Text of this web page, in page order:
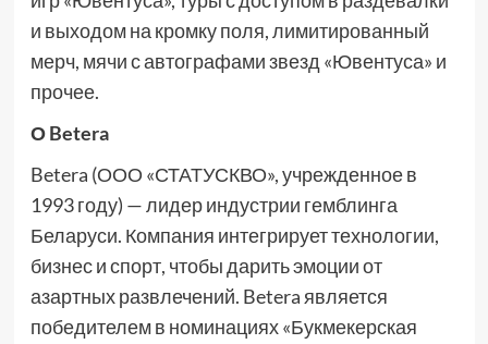
и выходом на кромку поля, лимитированный
мерч, мячи с автографами звезд «Ювентуса» и
прочее.
О Betera
Betera (ООО «СТАТУСКВО», учрежденное в
1993 году) — лидер индустрии гемблинга
Беларуси. Компания интегрирует технологии,
бизнес и спорт, чтобы дарить эмоции от
азартных развлечений. Betera является
победителем в номинациях «Букмекерская